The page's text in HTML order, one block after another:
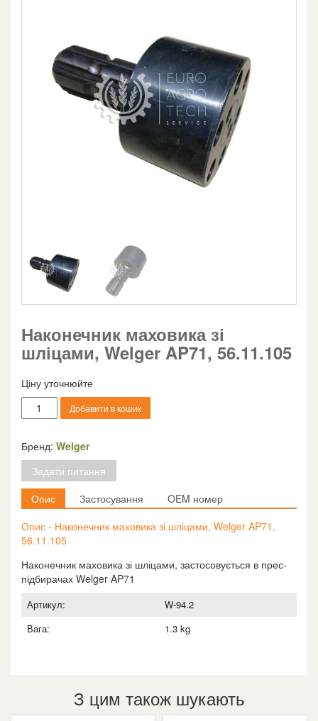
Наконечник маховика зі
шліцами, Welger AP71, 56.11.105
Ціну уточнюйте
Наконечник
маховика
шліцами,
Welger
AP71,
56.11.105
кількість
Добавити в кошик
Бренд: Welger
Задати питання
Опис
Застосування
OEM номер
Опис - Наконечник маховика зі шліцами, Welger AP71,
56.11.105
Наконечник маховика зі шліцами, застосовується в прес-
підбирачах Welger AP71
Артикул:
W-94.2
Вага:
1.3 kg
З цим також шукають